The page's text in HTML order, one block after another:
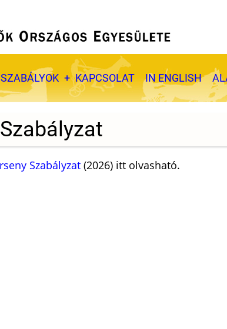
SZABÁLYOK KAPCSOLAT IN ENGLISH
Szabályzat (2026) itt olvasható.